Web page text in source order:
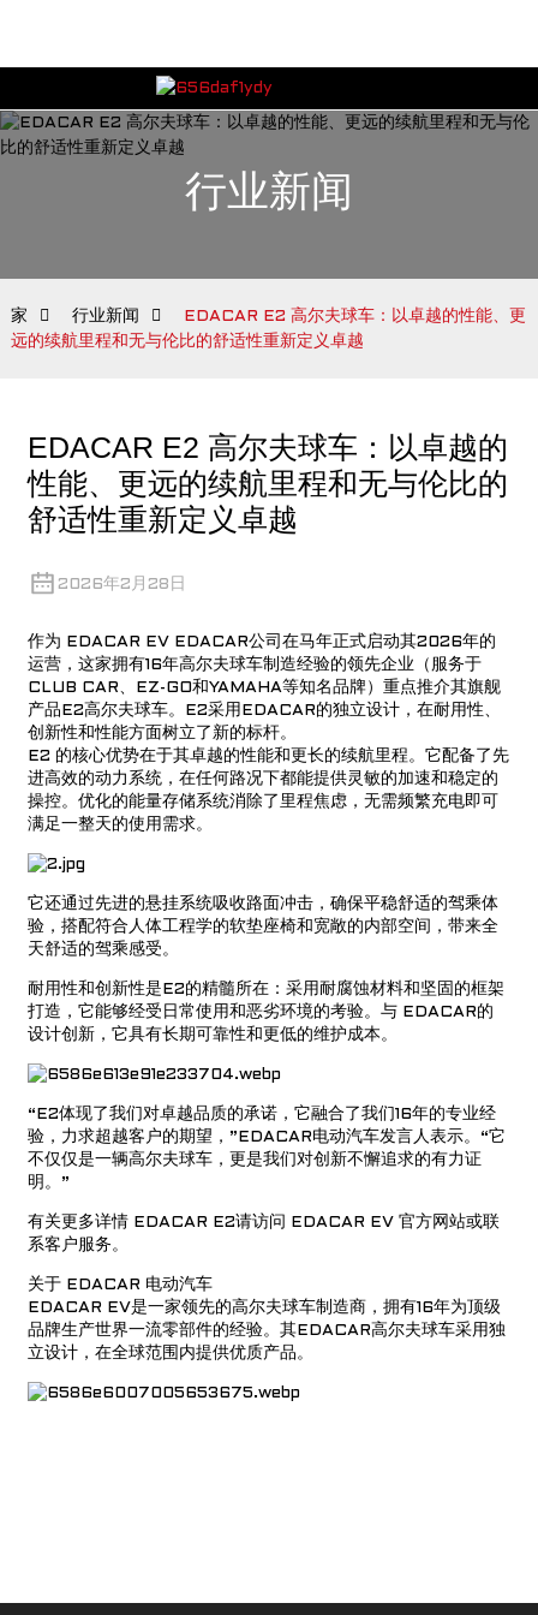
行业新闻
家 行业新闻
EDACAR E2 高尔夫球车：以卓越的性能、更
远的续航里程和无与伦比的舒适性重新定义卓越
EDACAR E2 高尔夫球车：以卓越的
性能、更远的续航里程和无与伦比的
舒适性重新定义卓越
2026年2月28日
作为 EDACAR EV
EDACAR公司在马年正式启动其2026年的
运营，这家拥有16年高尔夫球车制造经验的领先企业（服务于
CLUB CAR、EZ-GO和YAMAHA等知名品牌）重点推介其旗舰
产品E2高尔夫球车。E2采用EDACAR的独立设计，在耐用性、
创新性和性能方面树立了新的标杆。
E2 的核心优势在于其卓越的性能和更长的续航里程。它配备了先
进高效的动力系统，在任何路况下都能提供灵敏的加速和稳定的
操控。优化的能量存储系统消除了里程焦虑，无需频繁充电即可
满足一整天的使用需求。
它还通过先进的悬挂系统吸收路面冲击，确保平稳舒适的驾乘体
验，搭配符合人体工程学的软垫座椅和宽敞的内部空间，带来全
天舒适的驾乘感受。
耐用性和创新性是E2的精髓所在：采用耐腐蚀材料和坚固的框架
打造，它能够经受日常使用和恶劣环境的考验。与
EDACAR的
设计创新，它具有长期可靠性和更低的维护成本。
“E2体现了我们对卓越品质的承诺，它融合了我们16年的专业经
验，力求超越客户的期望，”EDACAR电动汽车发言人表示。“它
不仅仅是一辆高尔夫球车，更是我们对创新不懈追求的有力证
明。”
有关更多详情 EDACAR E2请访问 EDACAR EV 官方网站或联
系客户服务。
关于 EDACAR 电动汽车
EDACAR EV是一家领先的高尔夫球车制造商，拥有16年为顶级
品牌生产世界一流零部件的经验。其EDACAR高尔夫球车采用独
立设计，在全球范围内提供优质产品。